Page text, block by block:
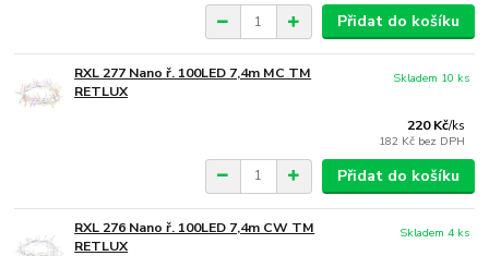
Přidat do košíku
RXL 277 Nano ř. 100LED 7,4m MC TM
RETLUX
220 Kč/ks
182 Kč bez DPH
Skladem 10 ks
Přidat do košíku
RXL 276 Nano ř. 100LED 7,4m CW TM
RETLUX
Skladem 4 ks